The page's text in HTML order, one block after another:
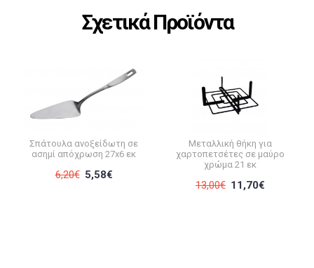
Σχετικά Προϊόντα
Σπάτουλα ανοξείδωτη σε
ασημί απόχρωση 27x6 εκ
6,20€ 5,58€
Μεταλλική θήκη για
χαρτοπετσέτες σε μαύρο
χρώμα 21 εκ
13,00€ 11,70€